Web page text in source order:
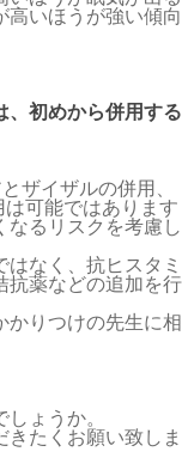
いほうが強い傾向
、初めから併用する
ザイザルの併用、
可能ではあります
るリスクを考慮し
なく、抗ヒスタミ
抗薬などの追加を行
かりつけの先生に相
ょうか。
たくお願い致しま